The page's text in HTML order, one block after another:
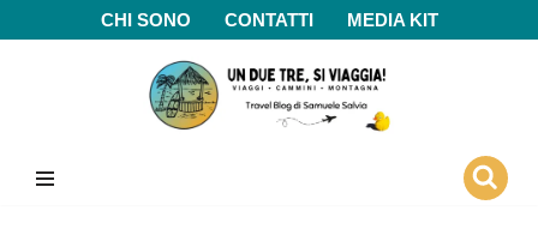
CHI SONO CONTATTI MEDIA KIT